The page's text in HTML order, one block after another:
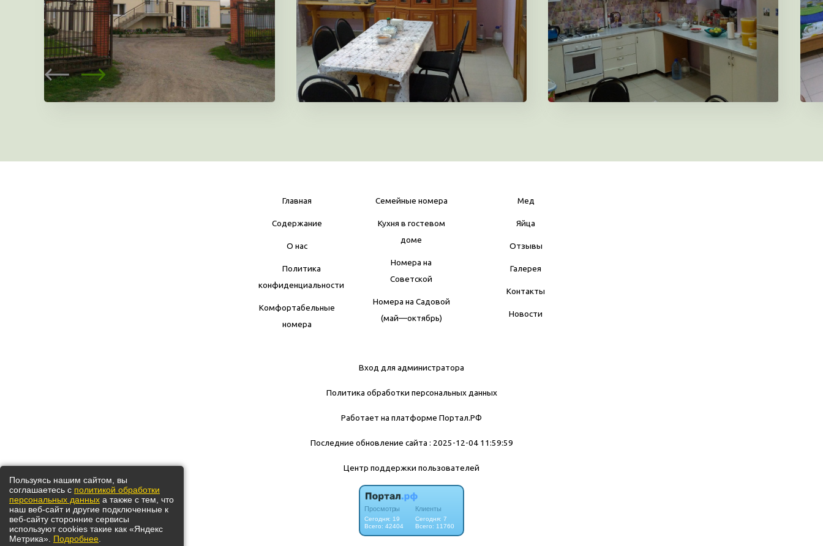
Пользуясь нашим сайтом, вы
соглашаетесь с политикой обработки
персональных данных а также с тем, что
наш веб-сайт и другие подключенные к
веб-сайту сторонние сервисы
используют cookies такие как «Яндекс
Метрика». Подробнее
Главная
Содержание
О нас
Политика
конфиденциальности
Комфортабельные
номера
Семейные номера
Кухня в гостевом
доме
Номера на
Советской
Номера на Садовой
(май—октябрь)
Мед
Яйца
Отзывы
Галерея
Контакты
Новости
Вход для администратора
Политика обработки персональных данных
Работает на платформе Портал.РФ
Последние обновление сайта : 2025-12-04 11:59:59
Центр поддержки пользователей